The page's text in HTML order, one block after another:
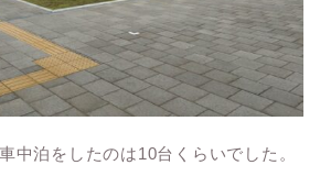
中泊をしたのは10台くらいでした。